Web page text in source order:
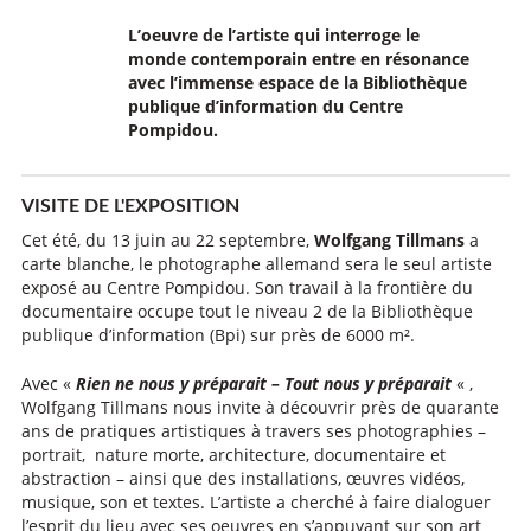
L’oeuvre de l’artiste qui interroge le
monde contemporain entre en résonance
avec l’immense espace de la Bibliothèque
publique d’information du Centre
Pompidou.
VISITE DE L'EXPOSITION
Cet été, du 13 juin au 22 septembre, Wolfgang Tillmans a
carte blanche, le photographe allemand sera le seul artiste
exposé au Centre Pompidou. Son travail à la frontière du
documentaire occupe tout le niveau 2 de la Bibliothèque
publique d’information (Bpi) sur près de 6000 m².
Avec « Rien ne nous y préparait – Tout nous y préparait « ,
Wolfgang Tillmans nous invite à découvrir près de quarante
ans de pratiques artistiques à travers ses photographies –
portrait, nature morte, architecture, documentaire et
abstraction – ainsi que des installations, œuvres vidéos,
musique, son et textes. L’artiste a cherché à faire dialoguer
l’esprit du lieu avec ses oeuvres en s’appuyant sur son art